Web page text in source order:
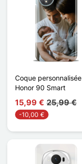
Coque personnalisée
Honor 90 Smart
15,99 € 25,99 €
-10,00 €